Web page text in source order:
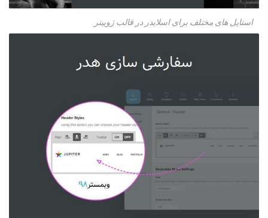
استایل های مختلف برای اسلایدر در قالب ژوپیتر